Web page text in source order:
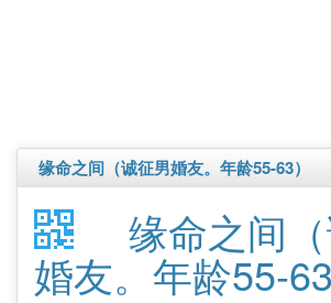
缘命之间（诚征男婚友。年龄55-63）
缘命之间
婚友。年龄55-63